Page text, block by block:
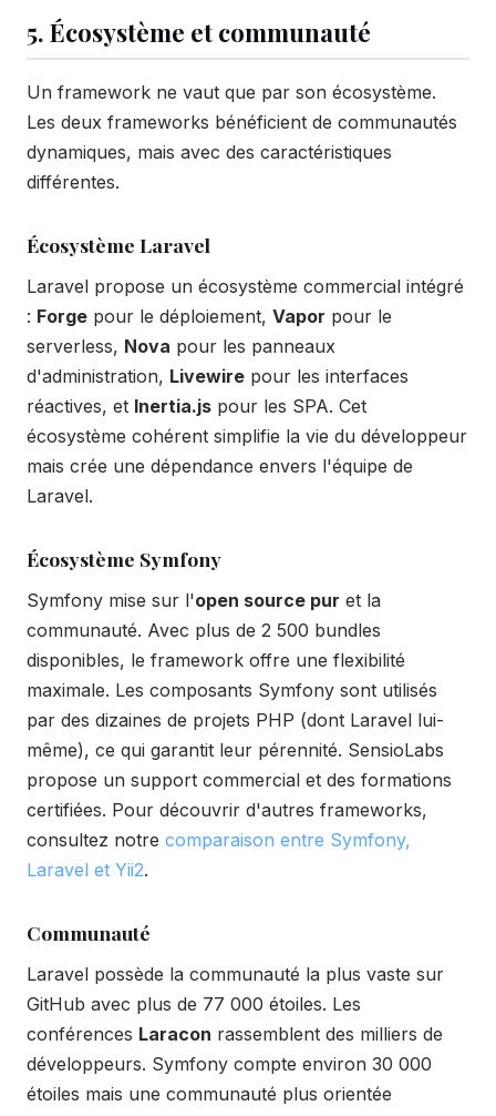
5. Écosystème et communauté
Un framework ne vaut que par son écosystème.
Les deux frameworks bénéficient de communautés
dynamiques, mais avec des caractéristiques
différentes.
Écosystème Laravel
Laravel propose un écosystème commercial intégré
: Forge pour le déploiement, Vapor pour le
serverless, Nova pour les panneaux
d'administration, Livewire pour les interfaces
réactives, et Inertia.js pour les SPA. Cet
écosystème cohérent simplifie la vie du développeur
mais crée une dépendance envers l'équipe de
Laravel.
Écosystème Symfony
Symfony mise sur l'open source pur et la
communauté. Avec plus de 2 500 bundles
disponibles, le framework offre une flexibilité
maximale. Les composants Symfony sont utilisés
par des dizaines de projets PHP (dont Laravel lui-
même), ce qui garantit leur pérennité. SensioLabs
propose un support commercial et des formations
certifiées. Pour découvrir d'autres frameworks,
consultez notre comparaison entre Symfony,
Laravel et Yii2.
Communauté
Laravel possède la communauté la plus vaste sur
GitHub avec plus de 77 000 étoiles. Les
conférences Laracon rassemblent des milliers de
développeurs. Symfony compte environ 30 000
étoiles mais une communauté plus orientée